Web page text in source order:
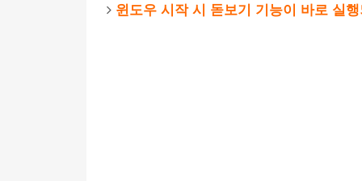
윈도우 시작 시 돋보기 기능이 바로 실